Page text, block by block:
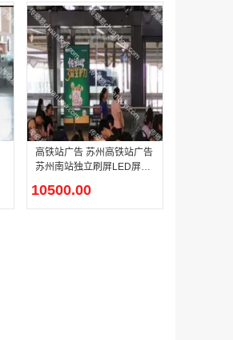
户外广告 天津社区道闸广告 天津小区道闸广告投放价格
￥1100.00
户外广告 河北社区道闸广告 河北小区道闸广告投放价格
￥1100.00
高铁站广告 苏州高铁站广告
苏州南站独立刷屏LED屏幕
10500.00